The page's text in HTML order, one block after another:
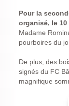
Pour la
organisé, le 10
Madame
pourboires du
De plus, des
signés du FC
magnifique